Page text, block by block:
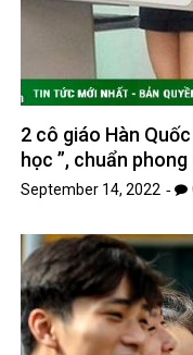
2 cô giáo Hàn
học ”, chuẩn
September 14, 2022